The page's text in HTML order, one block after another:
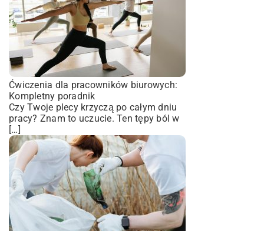
Ćwiczenia dla pracowników biurowych:
Kompletny poradnik
Czy Twoje plecy krzyczą po całym dniu
pracy? Znam to uczucie. Ten tępy ból w
[…]